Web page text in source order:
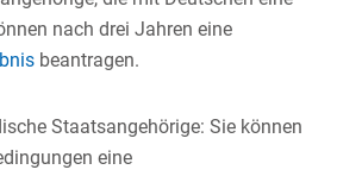
nach drei Jahren eine
beantragen.
Staatsangehörige: Sie können
eine